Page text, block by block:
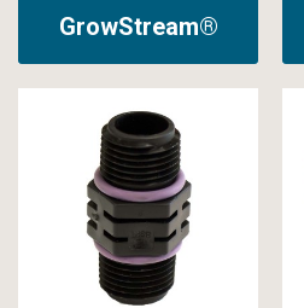
GrowStream®